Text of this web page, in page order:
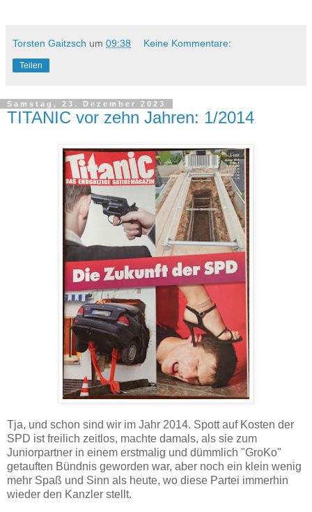
Torsten Gaitzsch um 09:38 Keine Kommentare:
Teilen
Samstag, 23. Dezember 2023
TITANIC vor zehn Jahren: 1/2014
Tja, und schon sind wir im Jahr 2014. Spott auf Kosten der
SPD ist freilich zeitlos, machte damals, als sie zum
Juniorpartner in einem erstmalig und dümmlich "GroKo"
getauften Bündnis geworden war, aber noch ein klein wenig
mehr Spaß und Sinn als heute, wo diese Partei immerhin
wieder den Kanzler stellt.